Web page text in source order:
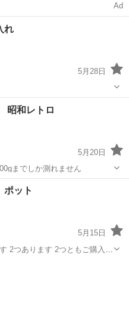
Ad
れ
5月28日
昭和レトロ
5月20日
…17cm 幅…8.5cm 皿…11.5cm 100gまでしか測れません
ット
5月15日
2つあります 2つともご購入い